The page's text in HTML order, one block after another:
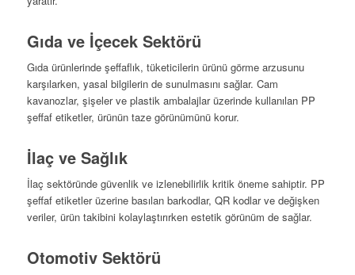
Gıda ve İçecek Sektörü
Gıda ürünlerinde şeffaflık, tüketicilerin ürünü görme arzusunu
karşılarken, yasal bilgilerin de sunulmasını sağlar. Cam
kavanozlar, şişeler ve plastik ambalajlar üzerinde kullanılan PP
şeffaf etiketler, ürünün taze görünümünü korur.
İlaç ve Sağlık
İlaç sektöründe güvenlik ve izlenebilirlik kritik öneme sahiptir. PP
şeffaf etiketler üzerine basılan barkodlar, QR kodlar ve değişken
veriler, ürün takibini kolaylaştırırken estetik görünüm de sağlar.
Otomotiv Sektörü